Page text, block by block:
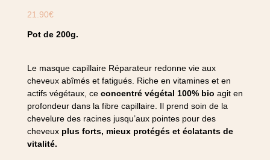
21.90€
Pot de 200g.
Le masque capillaire Réparateur redonne vie aux
cheveux abîmés et fatigués. Riche en vitamines et en
actifs végétaux, ce concentré végétal 100% bio agit en
profondeur dans la fibre capillaire. Il prend soin de la
chevelure des racines jusqu’aux pointes pour des
cheveux plus forts, mieux protégés et éclatants de
vitalité.